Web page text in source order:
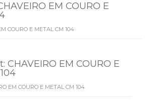
EM COURO E
COURO E METAL CM 104
EM COURO E
EM COURO E METAL CM 104